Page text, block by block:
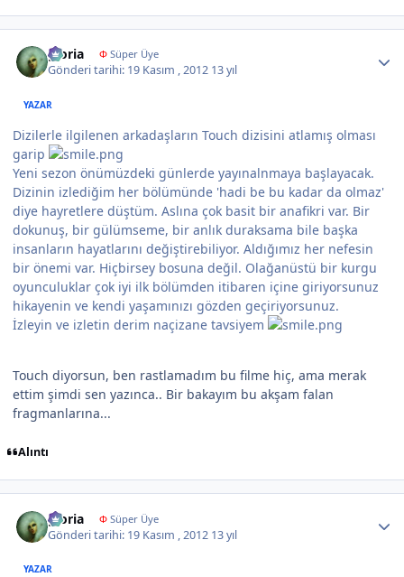
gloria ΦSüper Üye
Gönderi tarihi: 19 Kasım , 2012 13 yıl
YAZAR
Dizilerle ilgilenen arkadaşların Touch dizisini atlamış olması
garip
Yeni sezon önümüzdeki günlerde yayınalnmaya başlayacak.
Dizinin izlediğim her bölümünde 'hadi be bu kadar da olmaz'
diye hayretlere düştüm. Aslına çok basit bir anafikri var. Bir
dokunuş, bir gülümseme, bir anlık duraksama bile başka
insanların hayatlarını değiştirebiliyor. Aldığımız her nefesin
bir önemi var. Hiçbirsey bosuna değil. Olağanüstü bir kurgu
oyunculuklar çok iyi ilk bölümden itibaren içine giriyorsunuz
hikayenin ve kendi yaşamınızı gözden geçiriyorsunuz.
İzleyin ve izletin derim naçizane tavsiyem
Touch diyorsun, ben rastlamadım bu filme hiç, ama merak
ettim şimdi sen yazınca.. Bir bakayım bu akşam falan
fragmanlarına...
Alıntı
gloria ΦSüper Üye
Gönderi tarihi: 19 Kasım , 2012 13 yıl
YAZAR